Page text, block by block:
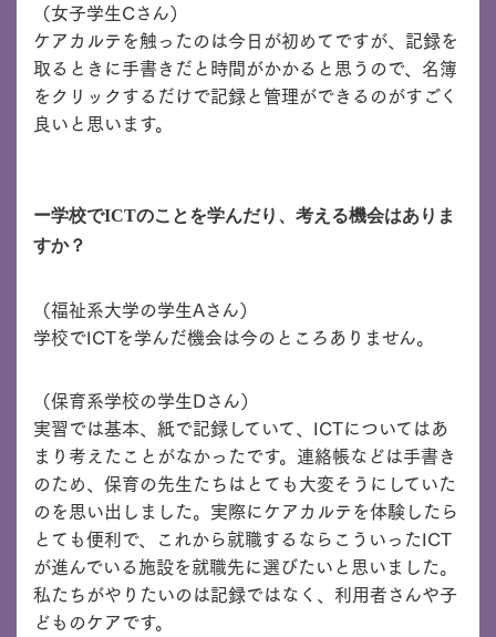
（女子学生Cさん）
ケアカルテを触ったのは今日が初めてですが、記録を
取るときに手書きだと時間がかかると思うので、名簿
をクリックするだけで記録と管理ができるのがすごく
良いと思います。
ー学校でICTのことを学んだり、考える機会はありま
すか？
（福祉系大学の学生Aさん）
学校でICTを学んだ機会は今のところありません。
（保育系学校の学生Dさん）
実習では基本、紙で記録していて、ICTについてはあ
まり考えたことがなかったです。連絡帳などは手書き
のため、保育の先生たちはとても大変そうにしていた
のを思い出しました。実際にケアカルテを体験したら
とても便利で、これから就職するならこういったICT
が進んでいる施設を就職先に選びたいと思いました。
私たちがやりたいのは記録ではなく、利用者さんや子
どものケアです。